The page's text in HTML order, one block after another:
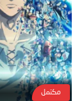
مكتمل